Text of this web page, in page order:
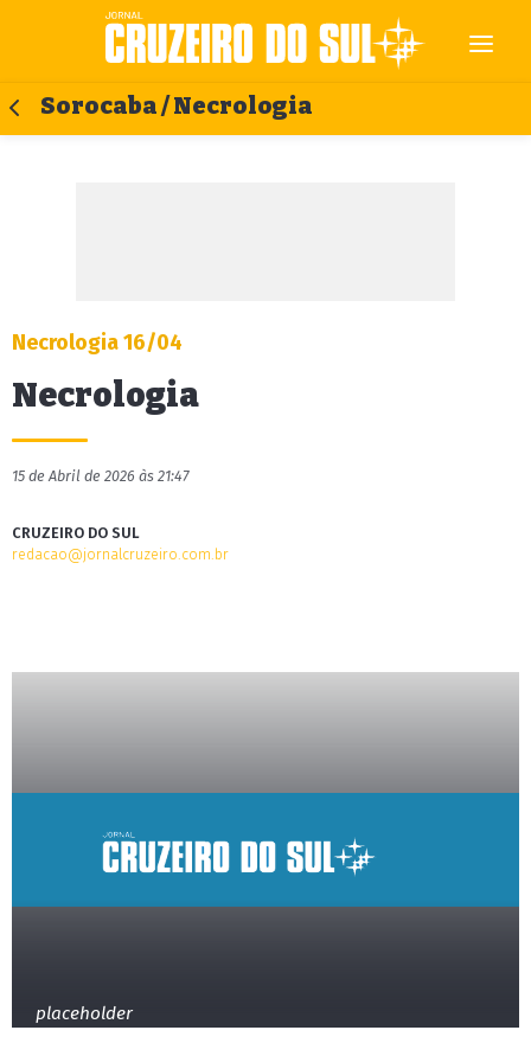
Sorocaba / Necrologia
Necrologia 16/04
Necrologia
15 de Abril de 2026 às 21:47
CRUZEIRO DO SUL
redacao@jornalcruzeiro.com.br
placeholder